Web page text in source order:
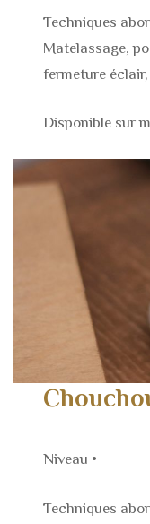
Techniques
Matelassage,
fermeture
Disponible sur
Niveau •
Techniques